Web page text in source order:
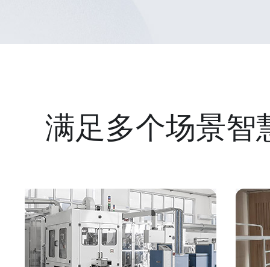
满足多个场景智